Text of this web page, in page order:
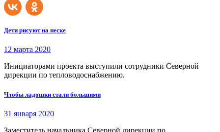
Дети рисуют на песке
12 марта 2020
Инициаторами проекта выступили сотрудники Северной
дирекции по тепловодоснабжению.
Чтобы ладошки стали большими
31 января 2020
Заместитель начальника Северной дирекции по